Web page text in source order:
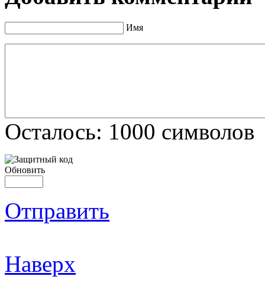
Имя
Осталось: 1000 символов
Обновить
Отправить
Наверх